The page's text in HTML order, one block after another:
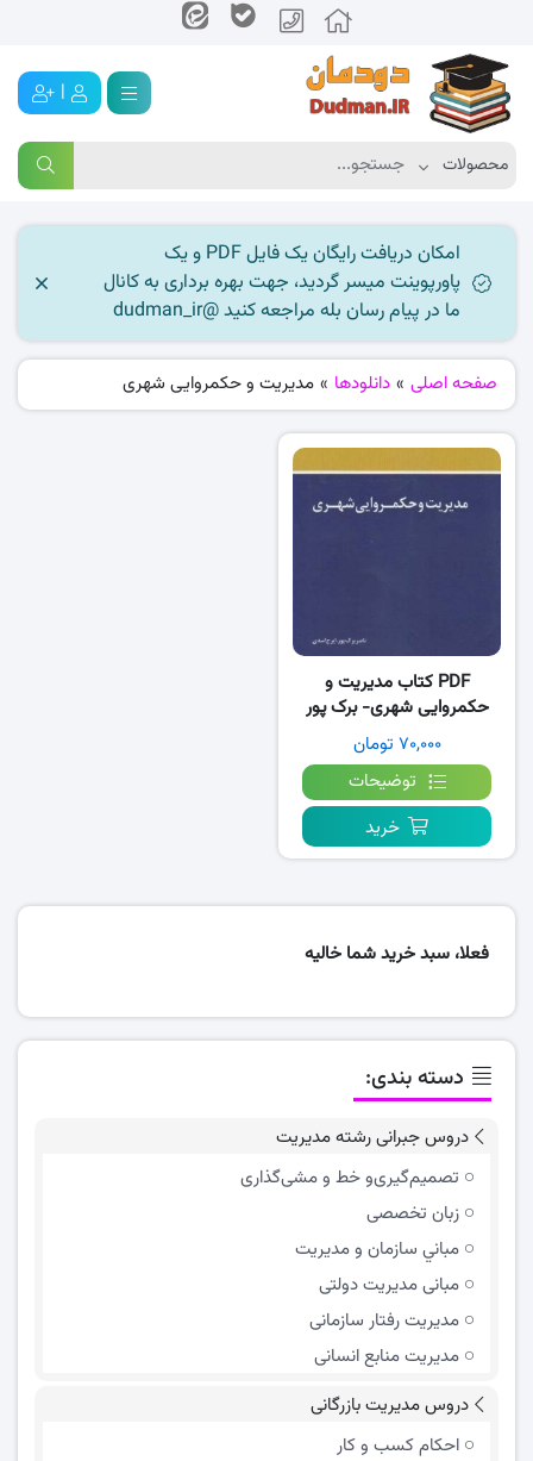
|
امکان دریافت رایگان یک فایل PDF و یک
پاورپوینت میسر گردید، جهت بهره برداری به کانال
ما در پیام رسان بله مراجعه کنید @dudman_ir
صفحه اصلی » دانلودها » مدیریت و حکمروایی شهری
PDF کتاب مدیریت و
حکمروایی شهری- برک پور
۷۰,۰۰۰ تومان
توضیحات
خرید
فعلا، سبد خرید شما خالیه
دسته بندی:
دروس جبرانی رشته مدیریت
تصمیم‌گیری‌و خط و مشی‌گذاری
زبان تخصصی
مباني سازمان و مديريت
مبانی مدیریت دولتی
مدیریت رفتار سازمانی
مدیریت منابع انسانی
دروس مدیریت بازرگانی
احکام کسب و کار